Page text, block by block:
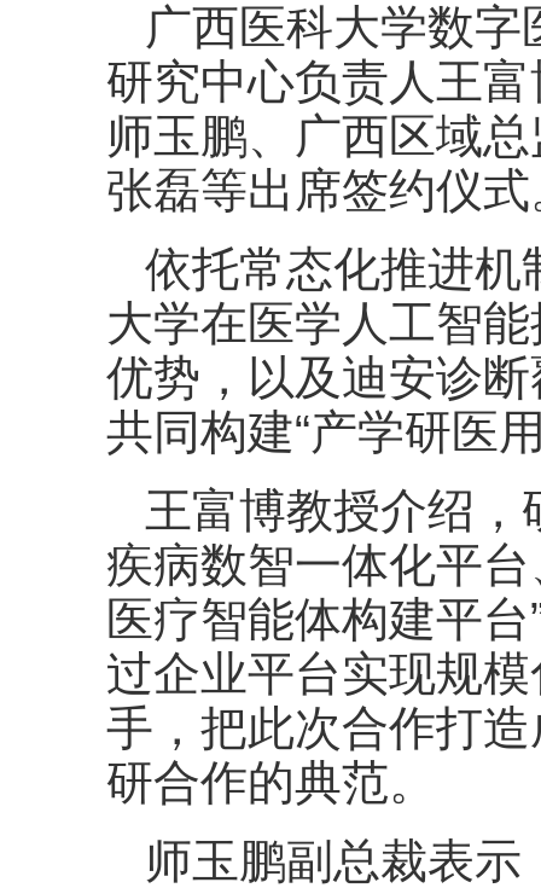
广西医科大学数
研究中心负责人王
师玉鹏、广西区域
张磊等出席签约仪式
依托常态化推进机
大学在医学人工智
优势，以及迪安诊
共同构建“产学研医
王富博教授介绍，
疾病数智一体化平
医疗智能体构建平
过企业平台实现规
手，把此次合作打造
研合作的典范。
师玉鹏副总裁表